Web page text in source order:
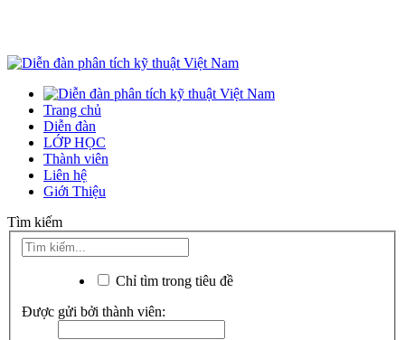
Trang chủ
Diễn đàn
LỚP HỌC
Thành viên
Liên hệ
Giới Thiệu
Tìm kiếm
Chỉ tìm trong tiêu đề
Được gửi bởi thành viên: